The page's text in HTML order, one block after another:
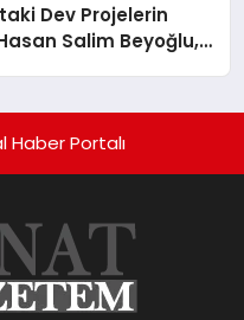
Dev Projelerin
Salim Beyoğlu,
Haber Portalı